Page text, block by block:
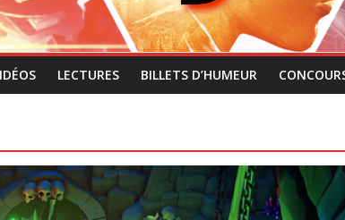
LECTURES BILLETS D’HUMEUR